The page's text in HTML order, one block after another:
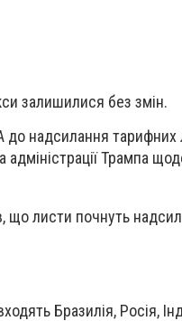
залишилися без змін.
до надсилання тарифних
Трампа
що листи почнуть
Бразилія, Росія,